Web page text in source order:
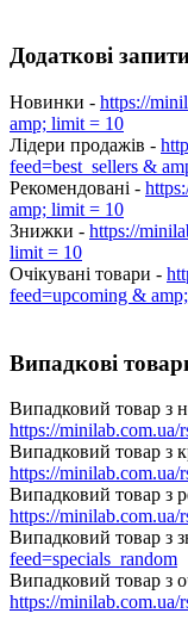
Додаткові
Новинки - https://
amp; limit = 10
Лідери продажів -
feed=best_sellers &
Рекомендовані -
amp; limit = 10
Знижки - https://
limit = 10
Очікувані товари -
feed=upcoming &
Випадкові
Випадковий товар з
https://minilab.com.ua/
Випадковий товар з
https://minilab.com.ua/
Випадковий товар з
https://minilab.com.ua/
Випадковий товар з
feed=specials_random
Випадковий товар з
https://minilab.com.ua/